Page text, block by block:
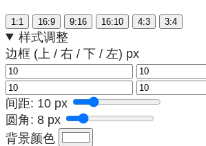
1:1 16:9 9:16 16:10 4:3 3:4
样式调整
边框 (上 / 右 / 下 / 左) px
间距: 10 px
圆角: 8 px
背景颜色